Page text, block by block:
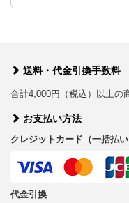
送料・代金引換手数料
合計4,000円（税込）以上の
お支払い方法
クレジットカード（一括払い
代金引換